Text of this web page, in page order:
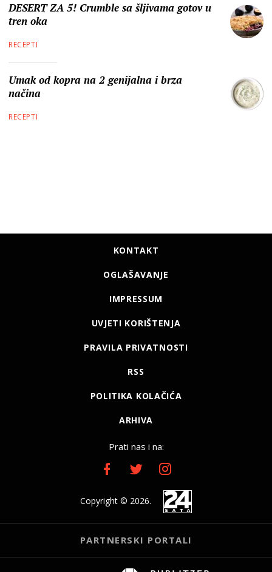
DESERT ZA 5! Crumble sa šljivama gotov u
tren oka
RECEPTI
Umak od kopra na 2 genijalna i brza
načina
RECEPTI
KONTAKT
OGLAŠAVANJE
IMPRESSUM
UVJETI KORIŠTENJA
PRAVILA PRIVATNOSTI
RSS
POLITIKA KOLAČIĆA
ARHIVA
Prati nas i na:
Copyright © 2026.
PARTNERSKI PORTALI